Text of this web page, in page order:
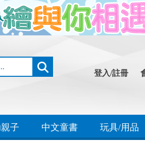
登入/註冊
子 中文童書 玩具/用品